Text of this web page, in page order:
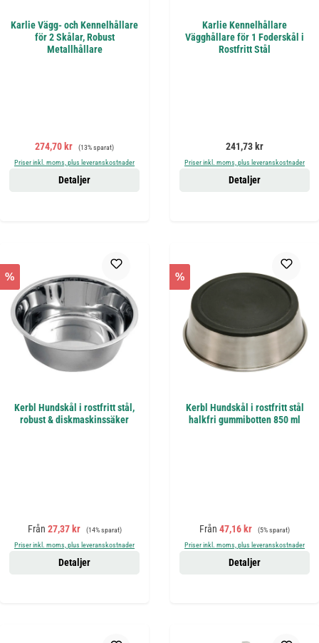
Karlie Vägg- och Kennelhållare
för 2 Skålar, Robust
Metallhållare
Försäljningspris:
274,70 kr Ordinarie pris:
(13% sparat)
Priser inkl. moms, plus leveranskostnader
Detaljer
Karlie Kennelhållare
Vägghållare för 1 Foderskål i
Rostfritt Stål
Ordinarie pris:
241,73 kr
Priser inkl. moms, plus leveranskostnader
Detaljer
%
Kerbl Hundskål i rostfritt stål,
robust & diskmaskinssäker
Försäljningspris:
Från 27,37 kr Ordinarie pris:
(14% sparat)
Priser inkl. moms, plus leveranskostnader
Detaljer
%
Kerbl Hundskål i rostfritt stål
halkfri gummibotten 850 ml
Försäljningspris:
Från 47,16 kr Ordinarie pris:
(5% sparat)
Priser inkl. moms, plus leveranskostnader
Detaljer